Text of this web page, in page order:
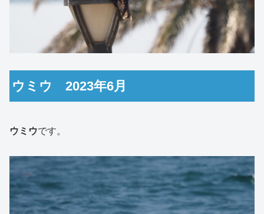
ウミウ 2023年6月
ウミウです。